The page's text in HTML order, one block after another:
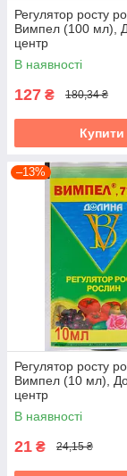
Регулятор росту
Вимпел (100 мл),
центр
В наявності
127 ₴ 180,34 ₴
Купити
–13%
Регулятор росту
Вимпел (10 мл),
центр
В наявності
21 ₴ 24,15 ₴